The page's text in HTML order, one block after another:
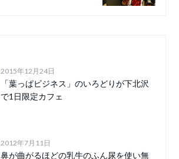
2015年12月24日
「葉っぱビジネス」のいろどりが下北沢
で1日限定カフェ
2012年7月11日
鼻が曲がるほどの乳牛のふん尿を使い無